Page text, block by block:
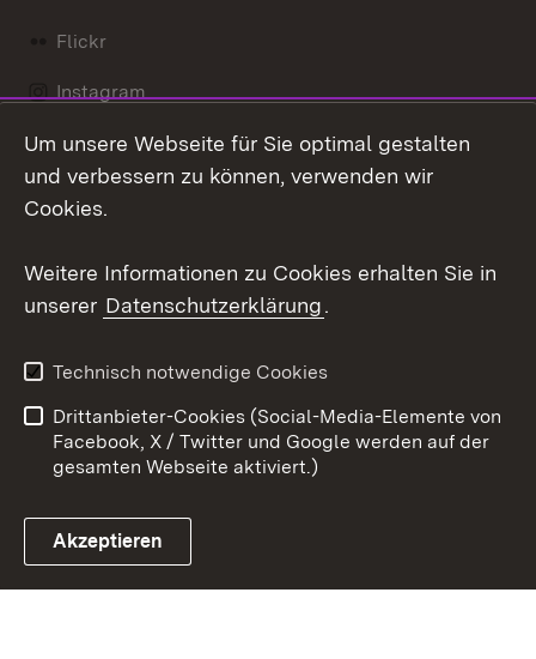
Flickr
Instagram
Social Wall
Link zum Landesportal
Barrierefreiheit
Benutzungshinweise
Impressum
Cookies
Um unsere Webseite für Sie optimal gestalten
und verbessern zu können, verwenden wir
Cookies.
Weitere Informationen zu Cookies erhalten Sie in
unserer Datenschutzerklärung.
Technisch notwendige Cookies
Drittanbieter-Cookies (Social-Media-Elemente von
Facebook, X / Twitter und Google werden auf der
gesamten Webseite aktiviert.)
Akzeptieren